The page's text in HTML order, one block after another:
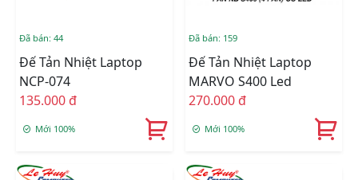
Đã bán: 44
Đế Tản Nhiệt Laptop
NCP-074
135.000 đ
Mới 100%
Đã bán: 159
Đế Tản Nhiệt Laptop
MARVO S400 Led
270.000 đ
Mới 100%